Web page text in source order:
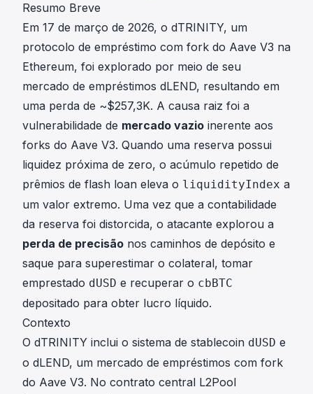
Resumo Breve
Em 17 de março de 2026, o dTRINITY, um
protocolo de empréstimo com fork do Aave V3 na
Ethereum, foi explorado por meio de seu
mercado de empréstimos dLEND, resultando em
uma perda de ~$257,3K. A causa raiz foi a
vulnerabilidade de mercado vazio inerente aos
forks do Aave V3. Quando uma reserva possui
liquidez próxima de zero, o acúmulo repetido de
prêmios de flash loan eleva o liquidityIndex a
um valor extremo. Uma vez que a contabilidade
da reserva foi distorcida, o atacante explorou a
perda de precisão nos caminhos de depósito e
saque para superestimar o colateral, tomar
emprestado dUSD e recuperar o cbBTC
depositado para obter lucro líquido.
Contexto
O dTRINITY inclui o sistema de stablecoin dUSD e
o dLEND, um mercado de empréstimos com fork
do Aave V3. No contrato central L2Pool